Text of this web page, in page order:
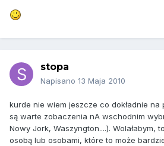
stopa
Napisano 13 Maja 2010
kurde nie wiem jeszcze co dokładnie na
są warte zobaczenia nA wschodnim
Nowy Jork, Waszyngton....). Wolałabym,
osobą lub osobami, które to może